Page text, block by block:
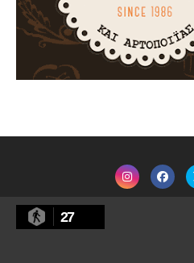
27